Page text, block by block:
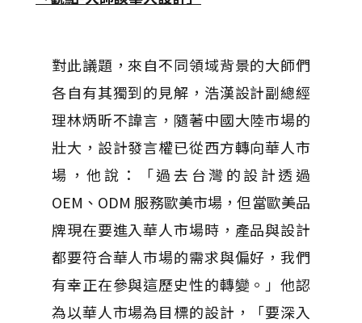
對此議題，來自不同領域背景的大師們
各自有其獨到的見解，浩漢設計副總經
理林炳昕不諱言，隨著中國大陸市場的
壯大，設計發言權已從西方轉向華人市
場，他說：「過去台灣的設計透過
OEM、ODM 服務歐美市場，但當歐美品
牌現在要進入華人市場時，產品與設計
都要符合華人市場的需求與偏好，我們
有幸正在參與這歷史性的轉變。」他認
為以華人市場為目標的設計，「要深入